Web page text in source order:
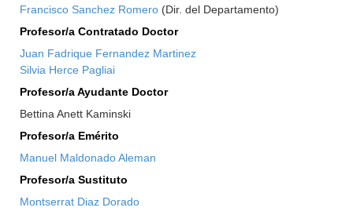
Francisco Sanchez Romero (Dir. del Departamento)
Profesor/a Contratado Doctor
Juan Fadrique Fernandez Martinez
Silvia Herce Pagliai
Profesor/a Ayudante Doctor
Bettina Anett Kaminski
Profesor/a Emérito
Manuel Maldonado Aleman
Profesor/a Sustituto
Montserrat Diaz Dorado